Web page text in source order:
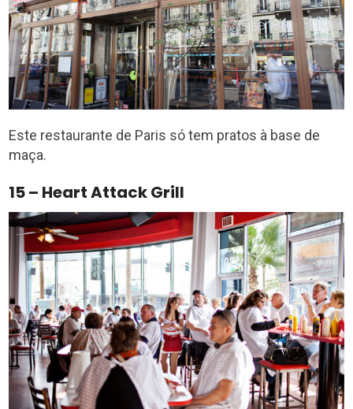
Este restaurante de Paris só tem pratos à base de
maça.
15 – Heart Attack Grill